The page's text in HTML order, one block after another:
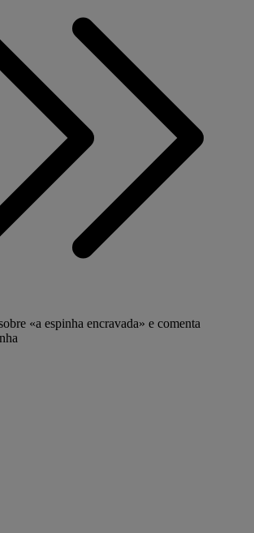
«a espinha encravada» e comenta